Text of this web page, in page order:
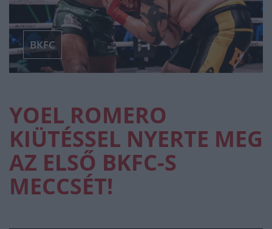
BKFC
YOEL ROMERO
KIÜTÉSSEL NYERTE MEG
AZ ELSŐ BKFC-S
MECCSÉT!